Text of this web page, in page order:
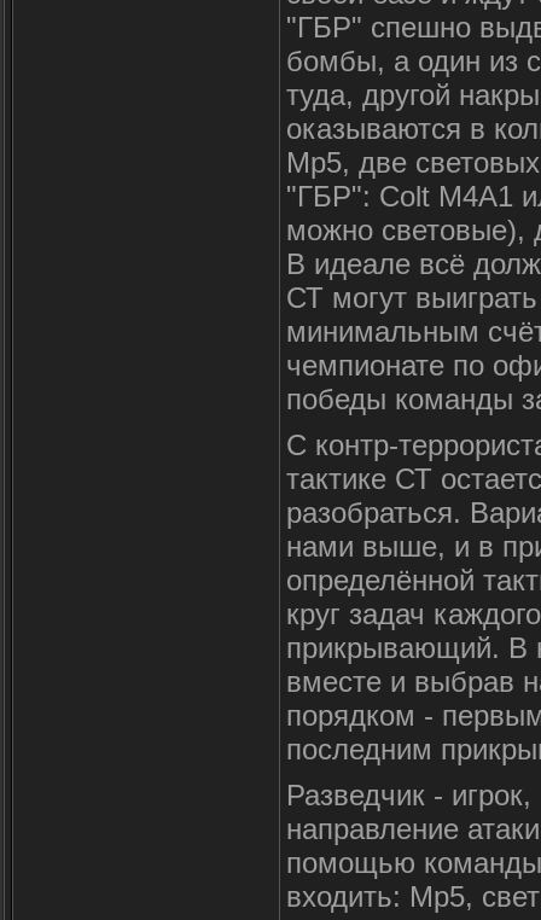
"ГБР" спешно
бомбы, а один из
туда, другой
оказываются в
Mp5, две
"ГБР": Сolt M4A1
можно
В идеале всё
СТ могут
минимальным
чемпионате по
победы команды
С контр-
тактике СТ
разобраться.
нами выше, и в
определённой
круг задач
прикрывающий. В
вместе и выбрав
порядком -
последним
Разведчик -
направление
помощью команды
входить: Mp5,